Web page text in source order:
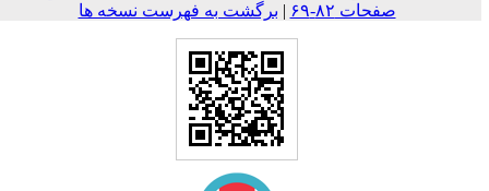
صفحات ۸۲-۶۹
|برگشت به فهرست نسخه ها